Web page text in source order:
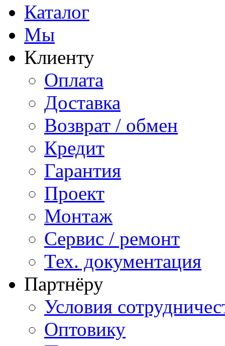
Каталог
Мы
Клиенту
Оплата
Доставка
Возврат / обмен
Кредит
Гарантия
Проект
Монтаж
Сервис / ремонт
Тех. документация
Партнёру
Условия
Оптовику